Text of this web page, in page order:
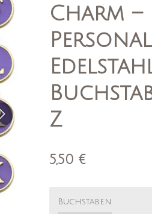
Charm –
Z
5,50 €
Buchstaben